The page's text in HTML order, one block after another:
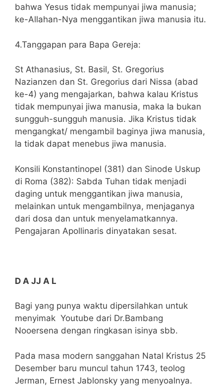
bahwa Yesus tidak mempunyai jiwa manusia;
ke-Allahan-Nya menggantikan jiwa manusia itu.
4.Tanggapan para Bapa Gereja:
St Athanasius, St. Basil, St. Gregorius
Nazianzen dan St. Gregorius dari Nissa (abad
ke-4) yang mengajarkan, bahwa kalau Kristus
tidak mempunyai jiwa manusia, maka Ia bukan
sungguh-sungguh manusia. Jika Kristus tidak
mengangkat/ mengambil baginya jiwa manusia,
Ia tidak dapat menebus jiwa manusia.
Konsili Konstantinopel (381) dan Sinode Uskup
di Roma (382): Sabda Tuhan tidak menjadi
daging untuk menggantikan jiwa manusia,
melainkan untuk mengambilnya, menjaganya
dari dosa dan untuk menyelamatkannya.
Pengajaran Apollinaris dinyatakan sesat.
D A JJ A L
Bagi yang punya waktu dipersilahkan untuk
menyimak Youtube dari Dr.Bambang
Nooersena dengan ringkasan isinya sbb.
Pada masa modern sanggahan Natal Kristus 25
Desember baru muncul tahun 1743, teolog
Jerman, Ernest Jablonsky yang menyoalnya.